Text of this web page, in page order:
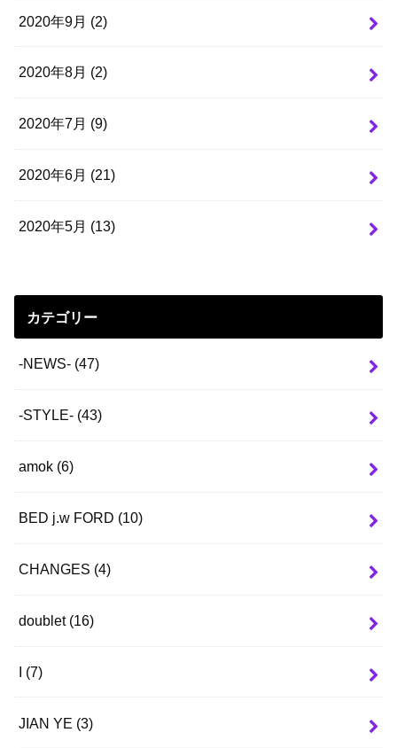
2020年9月 (2)
2020年8月 (2)
2020年7月 (9)
2020年6月 (21)
2020年5月 (13)
カテゴリー
-NEWS- (47)
-STYLE- (43)
amok (6)
BED j.w FORD (10)
CHANGES (4)
doublet (16)
I (7)
JIAN YE (3)